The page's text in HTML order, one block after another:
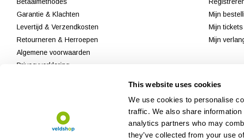
This website uses cookies
We use cookies to personalise
traffic. We also share
analytics partners who may
they’ve collected from your use
Betaalmethodes
Garantie & Klachten
Levertijd & Verzendkosten
Retourneren & Herroepen
Algemene voorwaarden
Privacyverklaring
Mijn
Mijn tickets
Mijn